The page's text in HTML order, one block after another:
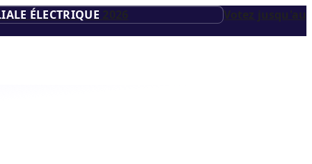
ÉLECTRIQUE 2026 Votez jusqu'au